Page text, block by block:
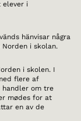
elever i
hänvisar några
i skolan.
i skolen. I
flere af
handler om tre
mødes for at
en av de